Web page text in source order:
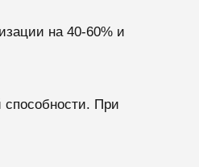
на 40-60% и
способности. При